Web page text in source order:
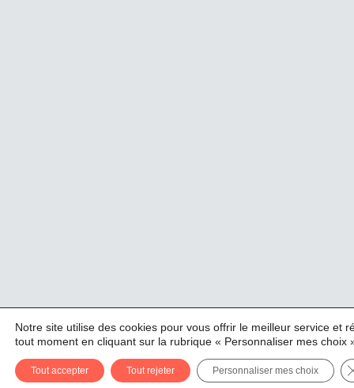
Notre site utilise des cookies pour vous offrir le meilleur service et
tout moment en cliquant sur la rubrique « Personnaliser mes choix
Tout accepter Tout rejeter Personnaliser mes choix